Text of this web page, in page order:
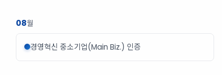
08월
경영혁신 중소기업(Main Biz.) 인증